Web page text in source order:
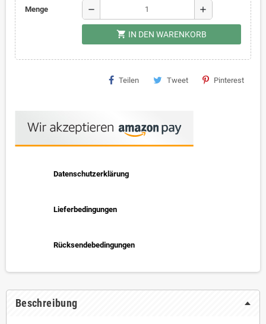
Menge remove add
shopping_cart IN DEN WARENKORB
Teilen Tweet Pinterest
Datenschutzerklärung
Lieferbedingungen
Rücksendebedingungen
Beschreibung